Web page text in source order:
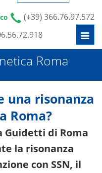
(+39) 366.76.97.572
Roma
una risonanza
Roma?
Guidetti di Roma
la risonanza
con SSN, il